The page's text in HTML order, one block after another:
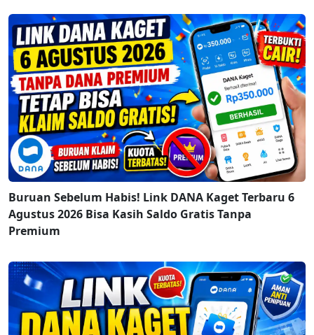
Buruan Sebelum Habis! Link DANA Kaget Terbaru 6
Agustus 2026 Bisa Kasih Saldo Gratis Tanpa
Premium